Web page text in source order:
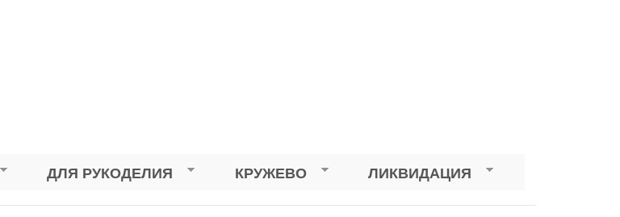
ДЛЯ РУКОДЕЛИЯ КРУЖЕВО ЛИКВИДАЦИЯ